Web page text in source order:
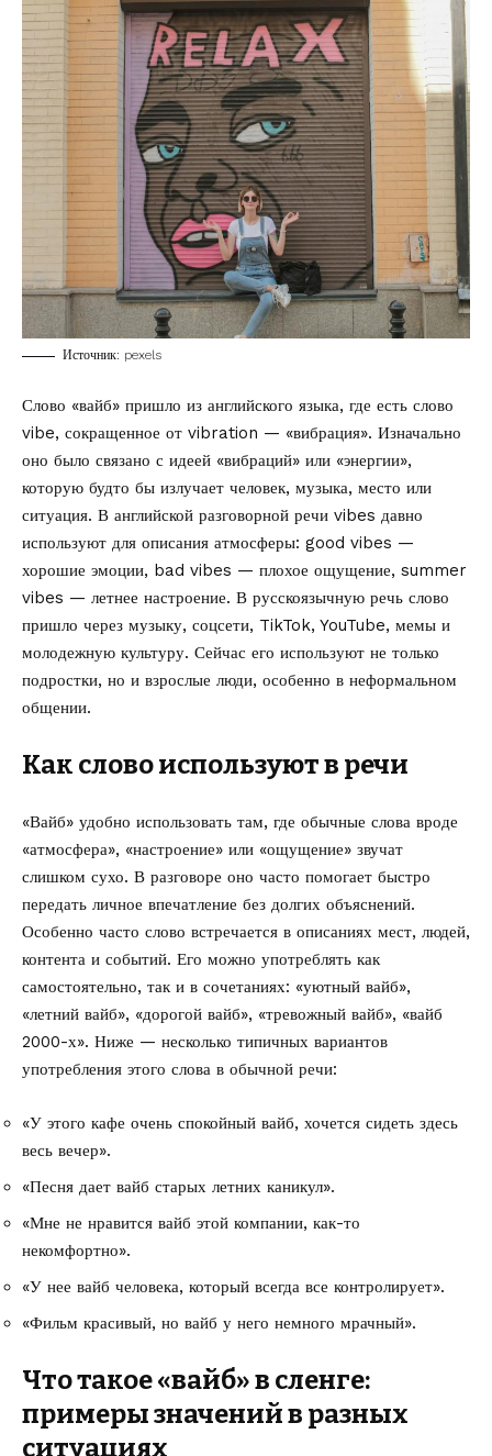
Источник: pexels
Слово «вайб» пришло из английского языка, где есть слово
vibe, сокращенное от vibration — «вибрация». Изначально
оно было связано с идеей «вибраций» или «энергии»,
которую будто бы излучает человек, музыка, место или
ситуация. В английской разговорной речи vibes давно
используют для описания атмосферы: good vibes —
хорошие эмоции, bad vibes — плохое ощущение, summer
vibes — летнее настроение. В русскоязычную речь слово
пришло через музыку, соцсети, TikTok, YouTube, мемы и
молодежную культуру. Сейчас его используют не только
подростки, но и взрослые люди, особенно в неформальном
общении.
Как слово используют в речи
«Вайб» удобно использовать там, где обычные слова вроде
«атмосфера», «настроение» или «ощущение» звучат
слишком сухо. В разговоре оно часто помогает быстро
передать личное впечатление без долгих объяснений.
Особенно часто слово встречается в описаниях мест, людей,
контента и событий. Его можно употреблять как
самостоятельно, так и в сочетаниях: «уютный вайб»,
«летний вайб», «дорогой вайб», «тревожный вайб», «вайб
2000-х». Ниже — несколько типичных вариантов
употребления этого слова в обычной речи:
«У этого кафе очень спокойный вайб, хочется сидеть здесь
весь вечер».
«Песня дает вайб старых летних каникул».
«Мне не нравится вайб этой компании, как-то
некомфортно».
«У нее вайб человека, который всегда все контролирует».
«Фильм красивый, но вайб у него немного мрачный».
Что такое «вайб» в сленге:
примеры значений в разных
ситуациях